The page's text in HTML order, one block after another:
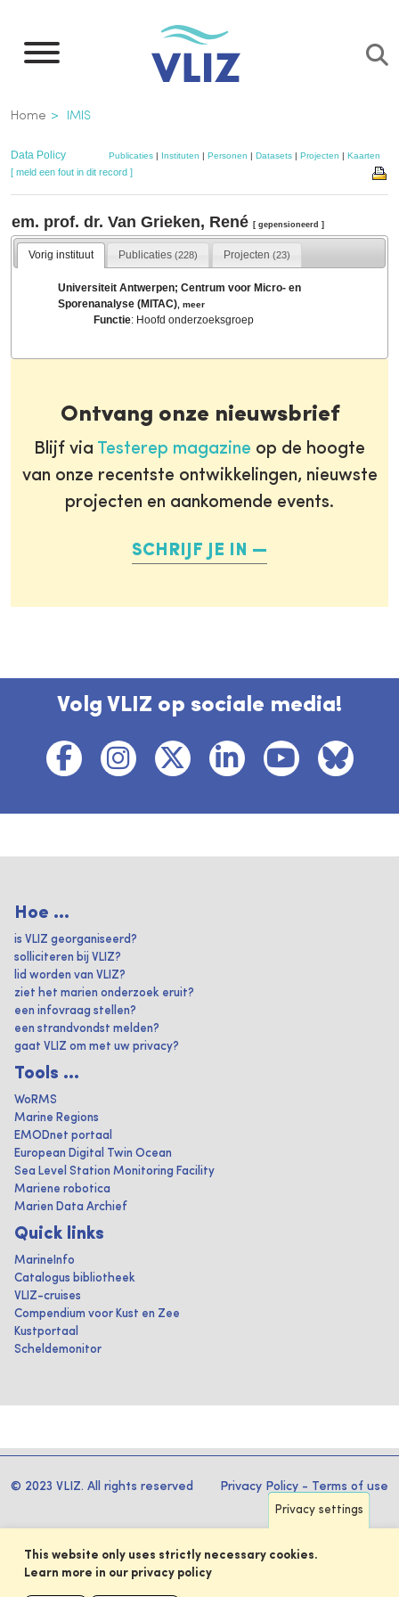
naar
inhoud
gaan
Kruimelpad
Home IMIS
Data Policy Publicaties| Instituten | Personen | Datasets| Projecten | Kaarten
[ meld een fout in dit record ]
em. prof. dr. Van Grieken, René [ gepensioneerd ]
Vorig instituut Publicaties(228) Projecten (23)
Universiteit Antwerpen; Centrum voor Micro- en
Sporenanalyse (MITAC) ,meer
Functie: Hoofd onderzoeksgroep
Ontvang onze nieuwsbrief
Blijf via Testerep magazine op de hoogte
van onze recentste ontwikkelingen, nieuwste
projecten en aankomende events.
SCHRIJF JE IN
Volg VLIZ op sociale media!
Hoe ...
is VLIZ georganiseerd?
solliciteren bij VLIZ?
lid worden van VLIZ?
ziet het marien onderzoek eruit?
een infovraag stellen?
een strandvondst melden?
gaat VLIZ om met uw privacy?
Tools ...
WoRMS
Marine Regions
EMODnet portaal
European Digital Twin Ocean
Sea Level Station Monitoring Facility
Mariene robotica
Marien Data Archief
Quick links
MarineInfo
Catalogus bibliotheek
VLIZ-cruises
Compendium voor Kust en Zee
Kustportaal
Scheldemonitor
© 2023 VLIZ. All rights reserved Privacy Policy - Terms of use
Privacy settings
This website only uses strictly necessary cookies.
Learn more in our privacy policy